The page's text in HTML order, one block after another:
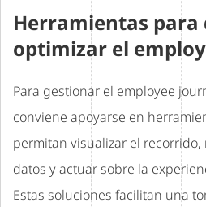
Herramientas para
optimizar el
Para gestionar el employee
conviene apoyarse en
permitan visualizar el recorrido,
datos y actuar sobre la
Estas soluciones facilitan una